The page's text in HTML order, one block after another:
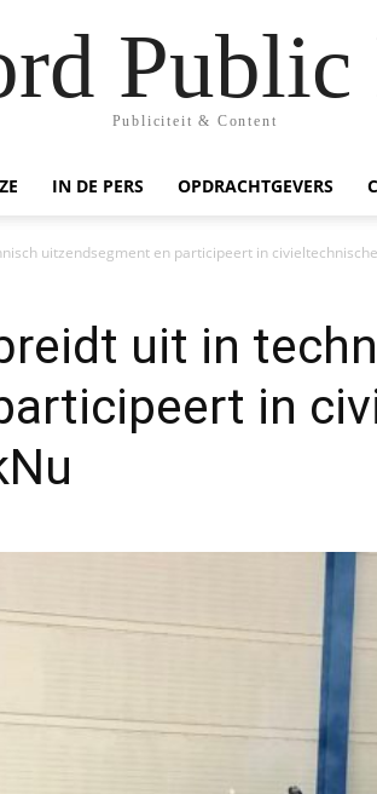
Publiciteit & Content
IN DE PERS OPDRACHTGEVERS
uitzendsegment en participeert in
uit in
in